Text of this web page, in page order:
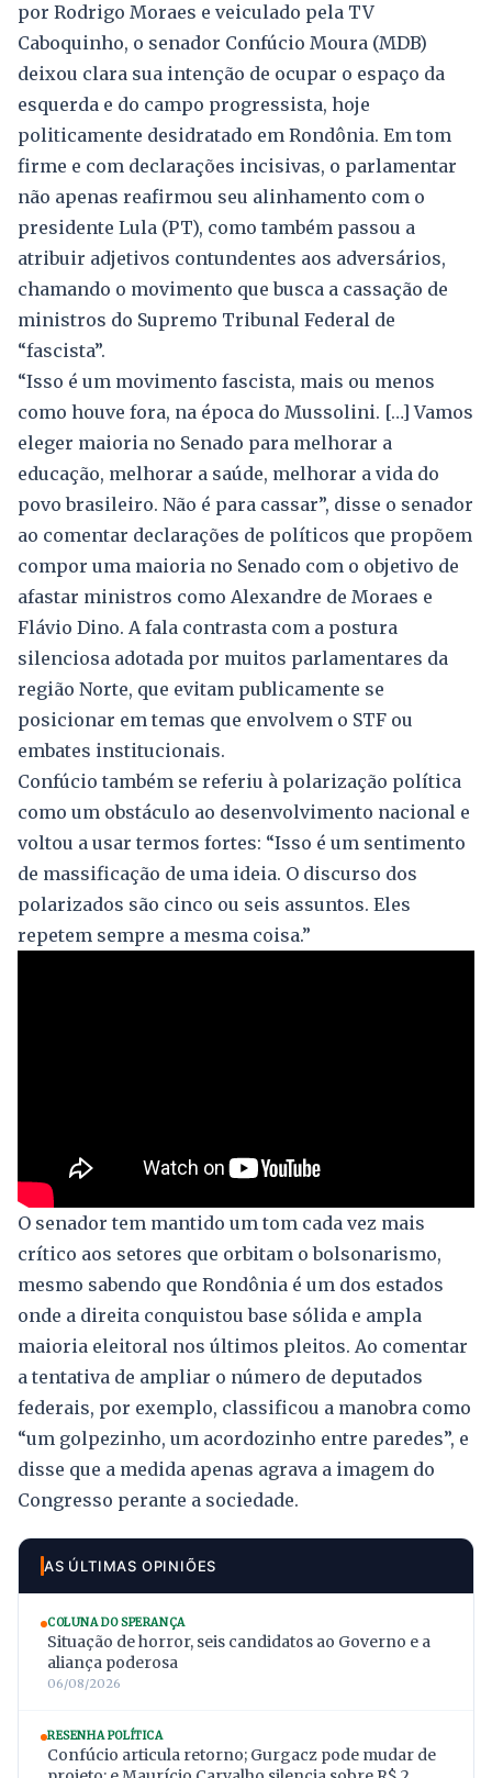
por Rodrigo Moraes e veiculado pela TV
Caboquinho, o senador Confúcio Moura (MDB)
deixou clara sua intenção de ocupar o espaço da
esquerda e do campo progressista, hoje
politicamente desidratado em Rondônia. Em tom
firme e com declarações incisivas, o parlamentar
não apenas reafirmou seu alinhamento com o
presidente Lula (PT), como também passou a
atribuir adjetivos contundentes aos adversários,
chamando o movimento que busca a cassação de
ministros do Supremo Tribunal Federal de
“fascista”.
“Isso é um movimento fascista, mais ou menos
como houve fora, na época do Mussolini. […] Vamos
eleger maioria no Senado para melhorar a
educação, melhorar a saúde, melhorar a vida do
povo brasileiro. Não é para cassar”, disse o senador
ao comentar declarações de políticos que propõem
compor uma maioria no Senado com o objetivo de
afastar ministros como Alexandre de Moraes e
Flávio Dino. A fala contrasta com a postura
silenciosa adotada por muitos parlamentares da
região Norte, que evitam publicamente se
posicionar em temas que envolvem o STF ou
embates institucionais.
Confúcio também se referiu à polarização política
como um obstáculo ao desenvolvimento nacional e
voltou a usar termos fortes: “Isso é um sentimento
de massificação de uma ideia. O discurso dos
polarizados são cinco ou seis assuntos. Eles
repetem sempre a mesma coisa.”
O senador tem mantido um tom cada vez mais
crítico aos setores que orbitam o bolsonarismo,
mesmo sabendo que Rondônia é um dos estados
onde a direita conquistou base sólida e ampla
maioria eleitoral nos últimos pleitos. Ao comentar
a tentativa de ampliar o número de deputados
federais, por exemplo, classificou a manobra como
“um golpezinho, um acordozinho entre paredes”, e
disse que a medida apenas agrava a imagem do
Congresso perante a sociedade.
AS ÚLTIMAS OPINIÕES
COLUNA DO SPERANÇA
Situação de horror, seis candidatos ao Governo e a
aliança poderosa
06/08/2026
RESENHA POLÍTICA
Confúcio articula retorno; Gurgacz pode mudar de